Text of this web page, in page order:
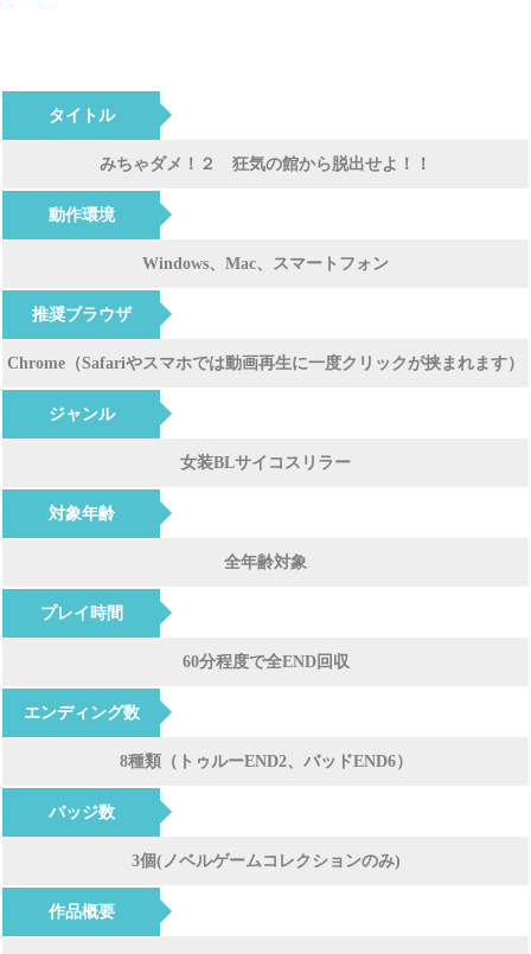
タイトル
みちゃダメ！２ 狂気の館から脱出せよ！！
動作環境
Windows、Mac、スマートフォン
推奨ブラウザ
Chrome（Safariやスマホでは動画再生に一度クリックが挟まれます）
ジャンル
女装BLサイコスリラー
対象年齢
全年齢対象
プレイ時間
60分程度で全END回収
エンディング数
8種類（トゥルーEND2、バッドEND6）
バッジ数
3個(ノベルゲームコレクションのみ)
作品概要